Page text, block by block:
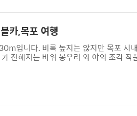
카,목포 여행
입니다. 비록 높지는 않지만 목포 시
전해지는 바위 봉우리 와 야외 조각 작
. 등산 시간은 보통 왕복 1~2시간 정도
봉은 임진왜란 당시 이순신 장군과 관